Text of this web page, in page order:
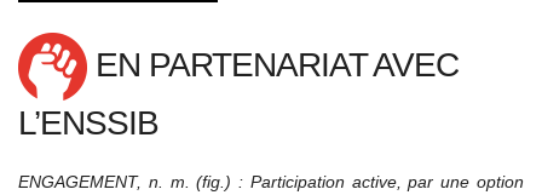
EN PARTENARIAT AVEC
L’ENSSIB
ENGAGEMENT, n. m. (fig.) : Participation active, par une option